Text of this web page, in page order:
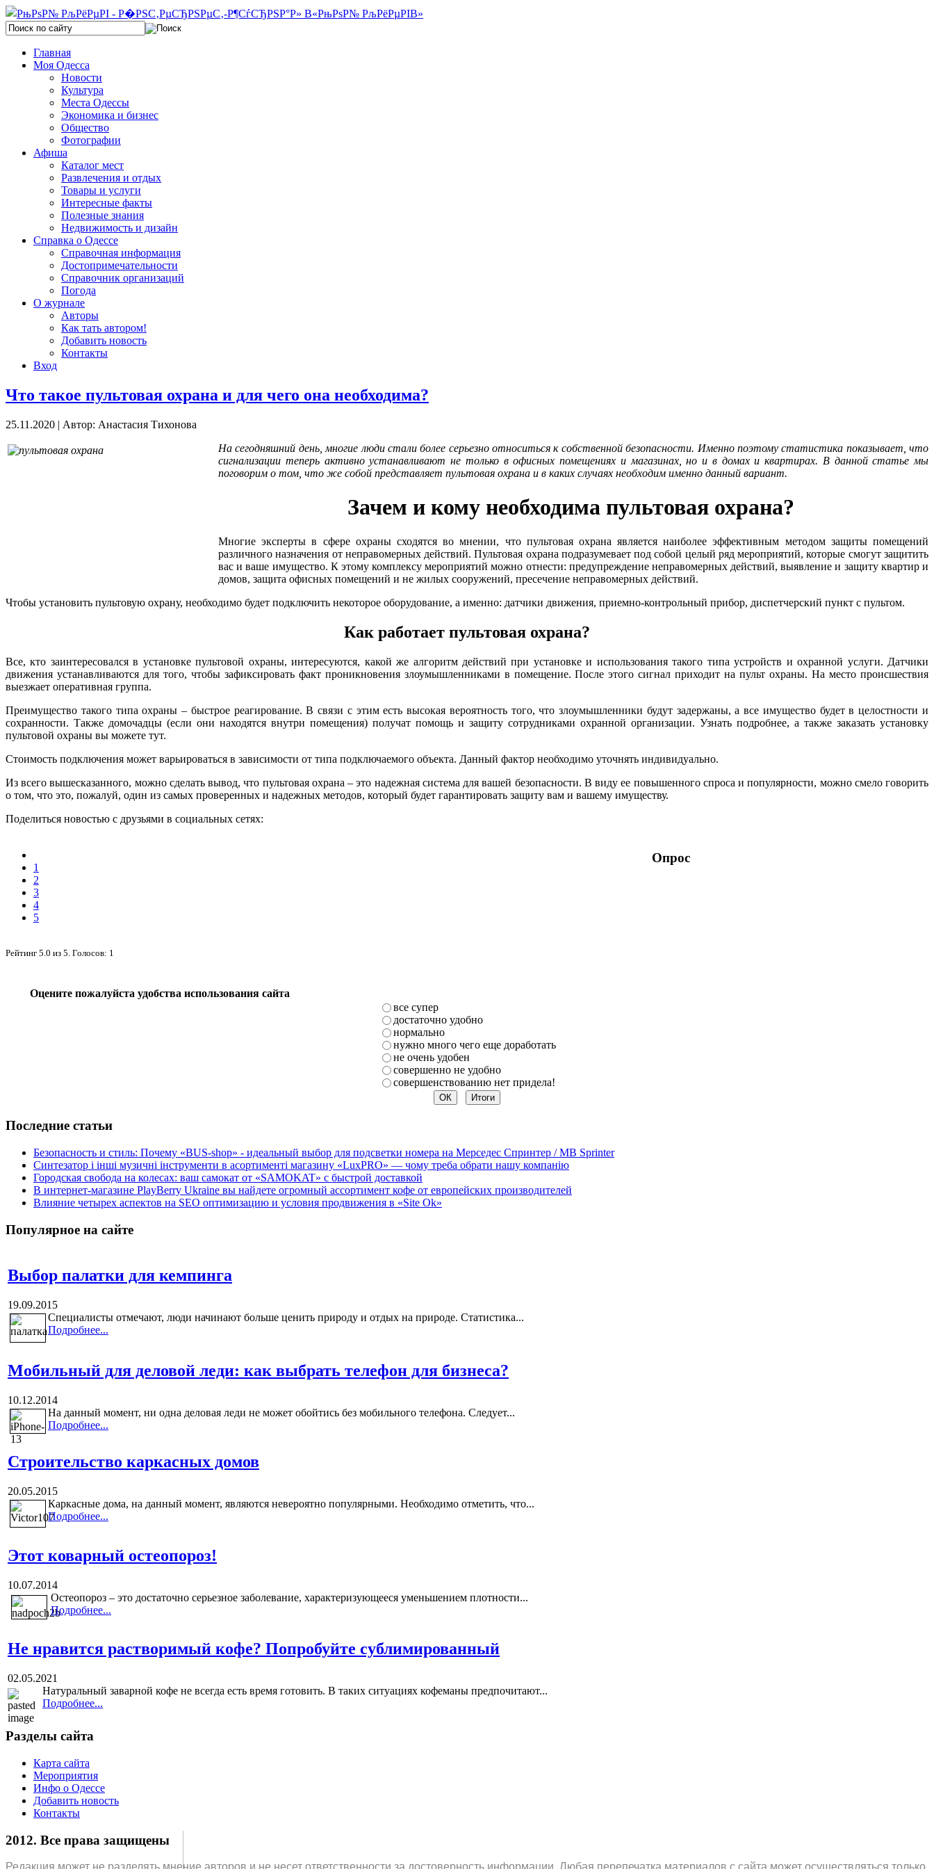
Главная
Моя Одесса
Новости
Культура
Места Одессы
Экономика и бизнес
Общество
Фотографии
Афиша
Каталог мест
Развлечения и отдых
Товары и услуги
Интересные факты
Полезные знания
Недвижимость и дизайн
Справка о Одессе
Справочная информация
Достопримечательности
Справочник организаций
Погода
О журнале
Авторы
Как тать автором!
Добавить новость
Контакты
Вход
Что такое пультовая охрана и для чего она необходима?
25.11.2020 | Автор: Анастасия Тихонова
На сегодняшний день, многие люди стали более серьезно относиться к собственной безопасности. Именно поэтому статистика показывает, что
сигнализации теперь активно устанавливают не только в офисных помещениях и магазинах, но и в домах и квартирах. В данной статье мы
поговорим о том, что же собой представляет пультовая охрана и в каких случаях необходим именно данный вариант.
Зачем и кому необходима пультовая охрана?
Многие эксперты в сфере охраны сходятся во мнении, что пультовая охрана является наиболее эффективным методом защиты помещений
различного назначения от неправомерных действий. Пультовая охрана подразумевает под собой целый ряд мероприятий, которые смогут защитить
вас и ваше имущество. К этому комплексу мероприятий можно отнести: предупреждение неправомерных действий, выявление и защиту квартир и
домов, защита офисных помещений и не жилых сооружений, пресечение неправомерных действий.
Чтобы установить пультовую охрану, необходимо будет подключить некоторое оборудование, а именно: датчики движения, приемно-контрольный прибор, диспетчерский пункт с пультом.
Как работает пультовая охрана?
Все, кто заинтересовался в установке пультовой охраны, интересуются, какой же алгоритм действий при установке и использования такого типа устройств и охранной услуги. Датчики
движения устанавливаются для того, чтобы зафиксировать факт проникновения злоумышленниками в помещение. После этого сигнал приходит на пульт охраны. На место происшествия
выезжает оперативная группа.
Преимущество такого типа охраны – быстрое реагирование. В связи с этим есть высокая вероятность того, что злоумышленники будут задержаны, а все имущество будет в целостности и
сохранности. Также домочадцы (если они находятся внутри помещения) получат помощь и защиту сотрудниками охранной организации. Узнать подробнее, а также заказать установку
пультовой охраны вы можете тут.
Стоимость подключения может варьироваться в зависимости от типа подключаемого объекта. Данный фактор необходимо уточнять индивидуально.
Из всего вышесказанного, можно сделать вывод, что пультовая охрана – это надежная система для вашей безопасности. В виду ее повышенного спроса и популярности, можно смело говорить
о том, что это, пожалуй, один из самых проверенных и надежных методов, который будет гарантировать защиту вам и вашему имуществу.
Поделиться новостью с друзьями в социальных сетях:
1
2
3
4
5
Рейтинг 5.0 из 5 . Голосов: 1
Опрос
Оцените пожалуйста удобства использования сайта
все супер
достаточно удобно
нормально
нужно много чего еще доработать
не очень удобен
совершенно не удобно
совершенствованию нет придела!
Последние статьи
Безопасность и стиль: Почему «BUS-shop» - идеальный выбор для подсветки номера на Мерседес Спринтер / MB Sprinter
Синтезатор і інші музичні інструменти в асортименті магазину «LuxPRO» — чому треба обрати нашу компанію
Городская свобода на колесах: ваш самокат от «SAMOKAT» с быстрой доставкой
В интернет-магазине PlayBerry Ukraine вы найдете огромный ассортимент кофе от европейских производителей
Влияние четырех аспектов на SEO оптимизацию и условия продвижения в «Site Ok‎»
Популярное на сайте
Выбор палатки для кемпинга
19.09.2015
Специалисты отмечают, люди начинают больше ценить природу и отдых на природе. Статистика...
Подробнее...
Мобильный для деловой леди: как выбрать телефон для бизнеса?
10.12.2014
На данный момент, ни одна деловая леди не может обойтись без мобильного телефона. Следует...
Подробнее...
Строительство каркасных домов
20.05.2015
Каркасные дома, на данный момент, являются невероятно популярными. Необходимо отметить, что...
Подробнее...
Этот коварный остеопороз!
10.07.2014
Остеопороз – это достаточно серьезное заболевание, характеризующееся уменьшением плотности...
Подробнее...
Не нравится растворимый кофе? Попробуйте сублимированный
02.05.2021
Натуральный заварной кофе не всегда есть время готовить. В таких ситуациях кофеманы предпочитают...
Подробнее...
Разделы сайта
Карта сайта
Мероприятия
Инфо о Одессе
Добавить новость
Контакты
2012. Все права защищены